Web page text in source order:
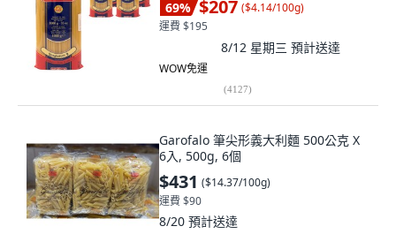
69% $207 ($4.14/100g)
運費 $195
8/12 星期三 預計送達
WOW免運
(4127)
Garofalo 筆尖形義大利麵 500公克 X
6入, 500g, 6個
$431 ($14.37/100g)
運費 $90
8/20 預計送達